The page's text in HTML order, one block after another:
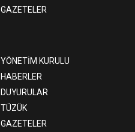
GAZETELER
YÖNETİM KURULU
HABERLER
DUYURULAR
TÜZÜK
GAZETELER